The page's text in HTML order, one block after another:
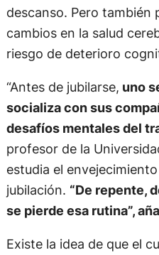
descanso. Pero también
cambios en la salud
riesgo de deterioro
“Antes de jubilarse, uno
socializa con sus
desafíos mentales del
profesor de la
estudia el
jubilación. “De repente,
se pierde esa rutina”,
Existe la idea de que el